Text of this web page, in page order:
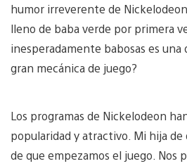
humor irreverente de
lleno de baba verde por primera
inesperadamente babosas es
gran mecánica de juego?
Los programas de Nickelodeon
popularidad y atractivo. Mi hija
de que empezamos el juego.